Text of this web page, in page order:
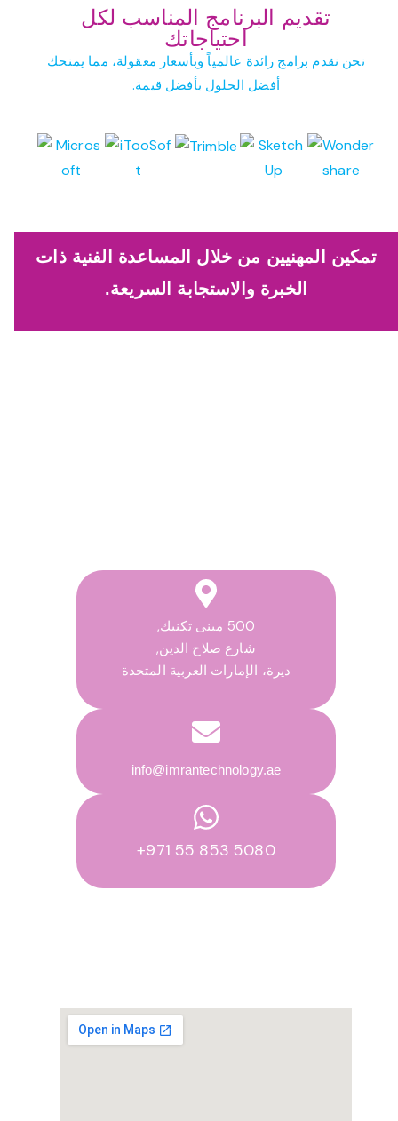
تقديم البرنامج المناسب لكل
احتياجاتك
نحن نقدم برامج رائدة عالمياً وبأسعار معقولة، مما يمنحك
أفضل الحلول بأفضل قيمة.
تمكين المهنيين من خلال المساعدة الفنية ذات
الخبرة والاستجابة السريعة.
500 مبنى تكنيك,
شارع صلاح الدين,
ديرة، الإمارات العربية المتحدة
info@imrantechnology.ae
+971 55 853 5080